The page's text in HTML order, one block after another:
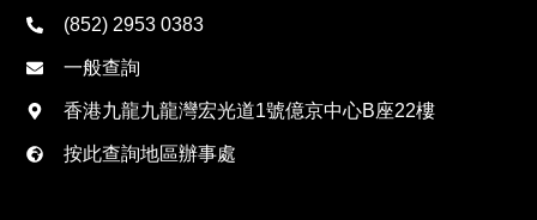
(852) 2953 0383
一般查詢
香港九龍九龍灣宏光道1號億京中心B座22樓
按此查詢地區辦事處